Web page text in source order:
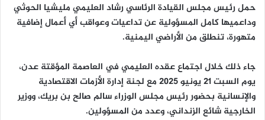
حمل رئيس مجلس القيادة الرئاسي رشاد العليمي مليشيا الحوثي
وداعميها كامل المسؤولية عن تداعيات وعواقب أي أعمال إضافية
متهورة، تنطلق من الأراضي اليمنية.
جاء ذلك خلال اجتماع عقده العليمي في العاصمة المؤقتة عدن،
يوم السبت 21 يونيو 2025 مع لجنة إدارة الأزمات الاقتصادية
والإنسانية بحضور رئيس مجلس الوزراء سالم صالح بن بريك، ووزير
الخارجية شائع الزنداني، وعدد من المسؤولين.